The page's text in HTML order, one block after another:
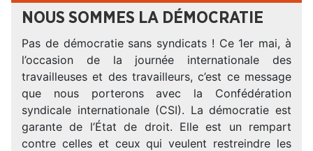
NOUS SOMMES LA DÉMOCRATIE
Pas de démocratie sans syndicats ! Ce 1er mai, à
l’occasion de la journée internationale des
travailleuses et des travailleurs, c’est ce message
que nous porterons avec la Confédération
syndicale internationale (CSI). La démocratie est
garante de l’État de droit. Elle est un rempart
contre celles et ceux qui veulent restreindre les